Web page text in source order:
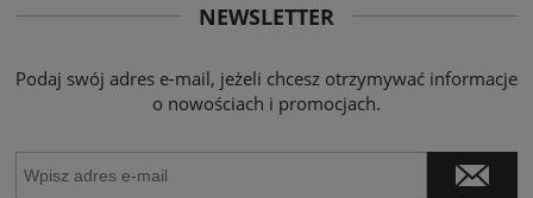
NEWSLETTER
Podaj swój adres e-mail, jeżeli chcesz otrzymywać informacje
o nowościach i promocjach.